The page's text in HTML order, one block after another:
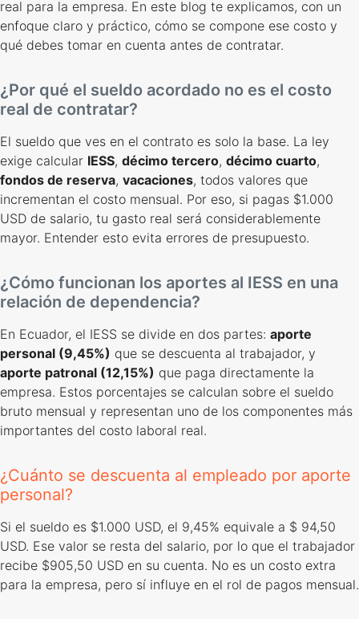
real para la empresa. En este blog te explicamos, con un
enfoque claro y práctico, cómo se compone ese costo y
qué debes tomar en cuenta antes de contratar.
¿Por qué el sueldo acordado no es el costo
real de contratar?
El sueldo que ves en el contrato es solo la base. La ley
exige calcular IESS, décimo tercero, décimo cuarto,
fondos de reserva, vacaciones, todos valores que
incrementan el costo mensual. Por eso, si pagas $1.000
USD de salario, tu gasto real será considerablemente
mayor. Entender esto evita errores de presupuesto.
¿Cómo funcionan los aportes al IESS en una
relación de dependencia?
En Ecuador, el IESS se divide en dos partes: aporte
personal (9,45%) que se descuenta al trabajador, y
aporte patronal (12,15%) que paga directamente la
empresa. Estos porcentajes se calculan sobre el sueldo
bruto mensual y representan uno de los componentes más
importantes del costo laboral real.
¿Cuánto se descuenta al empleado por aporte
personal?
Si el sueldo es $1.000 USD, el 9,45% equivale a $ 94,50
USD. Ese valor se resta del salario, por lo que el trabajador
recibe $905,50 USD en su cuenta. No es un costo extra
para la empresa, pero sí influye en el rol de pagos mensual.